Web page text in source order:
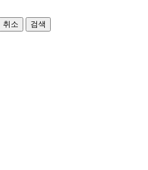
취소
검색